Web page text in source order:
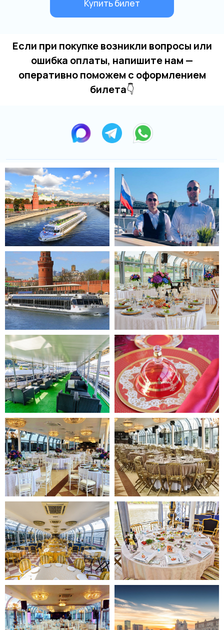
Если при покупке возникли вопросы или
ошибка оплаты, напишите нам —
оперативно поможем с оформлением
билета👇
Причалы на карте
Маршрут прогулки по Москве